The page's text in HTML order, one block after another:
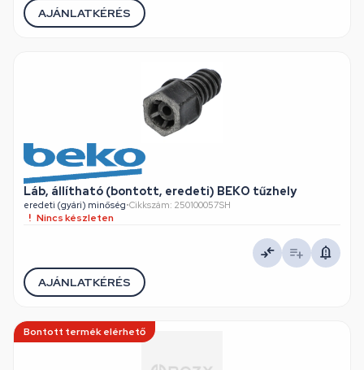
AJÁNLATKÉRÉS
Láb, állítható (bontott, eredeti) BEKO tűzhely
eredeti (gyári) minőség•Cikkszám: 250100057SH
Nincs készleten
AJÁNLATKÉRÉS
Bontott termék elérhető